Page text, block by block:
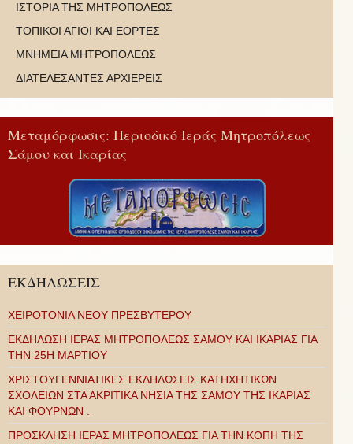
ΙΣΤΟΡΙΑ ΤΗΣ ΜΗΤΡΟΠΟΛΕΩΣ
ΤΟΠΙΚΟΙ ΑΓΙΟΙ ΚΑΙ ΕΟΡΤΕΣ
ΜΝΗΜΕΙΑ ΜΗΤΡΟΠΟΛΕΩΣ
ΔΙΑΤΕΛΕΣΑΝΤΕΣ ΑΡΧΙΕΡΕΙΣ
Μεταμόρφωσις: Περιοδικό Ιεράς Μητροπόλεως
Σάμου και Ικαρίας
ΕΚΔΗΛΩΣΕΙΣ
ΧΕΙΡΟΤΟΝΙΑ ΝΕΟΥ ΠΡΕΣΒΥΤΕΡΟΥ
ΕΚΔΗΛΩΣΗ ΙΕΡΑΣ ΜΗΤΡΟΠΟΛΕΩΣ ΣΑΜΟΥ ΚΑΙ ΙΚΑΡΙΑΣ ΓΙΑ
ΤΗΝ 25Η ΜΑΡΤΙΟΥ
ΧΡΙΣΤΟΥΓΕΝΝΙΑΤΙΚΕΣ ΕΚΔΗΛΩΣΕΙΣ ΚΑΤΗΧΗΤΙΚΩΝ
ΣΧΟΛΕΙΩΝ ΣΤΑ ΑΚΡΙΤΙΚΑ ΝΗΣΙΑ ΤΗΣ ΣΑΜΟΥ ΤΗΣ ΙΚΑΡΙΑΣ
ΚΑΙ ΦΟΥΡΝΩΝ .
ΠΡΟΣΚΛΗΣΗ ΙΕΡΑΣ ΜΗΤΡΟΠΟΛΕΩΣ ΓΙΑ ΤΗΝ ΚΟΠΗ ΤΗΣ